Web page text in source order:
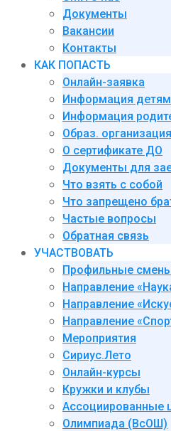
Документы
Вакансии
Контакты
КАК ПОПАСТЬ
Онлайн-заявка
Информация детям
Информация
Образ.
О сертификате ДО
Документы для
Что взять с собой
Что запрещено
Частые вопросы
Обратная связь
УЧАСТВОВАТЬ
Профильные
Направление
Направление
Направление
Мероприятия
Сириус.Лето
Онлайн-курсы
Кружки и клубы
Ассоциированные
Олимпиада (ВсОШ)